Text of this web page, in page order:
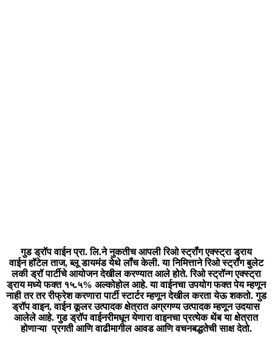
गुड ड्रॉप वाईन प्रा. लि.ने नुकतीच आपली रिओ स्ट्रॉंग एक्स्ट्रा ड्राय
वाईन हॉटेल ताज, ब्लू डायमंड येथे लॉंच केली. या निमित्ताने रिओ स्ट्रॉंग बुलेट
लकी ड्रॉ पार्टीचे आयोजन देखील करण्यात आले होते.रिओ स्ट्रॉन्ग एक्स्ट्रा
ड्राय मध्ये फक्त १५.५% अल्कोहोल आहे. या वाईनचा उपयोग फक्त पेय म्हणून
नाही तर तर रीफ्रेश करणारा पार्टी स्टार्टर म्हणून देखील करता येऊ शकतो. गुड
ड्रॉप वाइन,वाईन कूलर उत्पादक क्षेत्रात अग्रगण्य उत्पादक म्हणून उदयास
आलेले आहे. गुड ड्रॉप वाईनरीमधून येणारा वाइनचा प्रत्येक थेंब या क्षेत्रात
होणाऱ्या प्रगती आणि वाढीमागील आवड आणि वचनबद्धतेची साक्ष देतो.